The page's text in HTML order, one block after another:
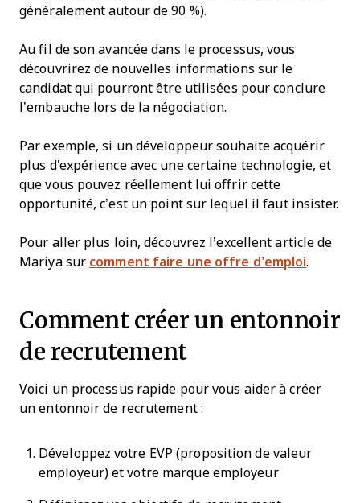
généralement autour de 90 %).
Au fil de son avancée dans le processus, vous
découvrirez de nouvelles informations sur le
candidat qui pourront être utilisées pour conclure
l’embauche lors de la négociation.
Par exemple, si un développeur souhaite acquérir
plus d'expérience avec une certaine technologie, et
que vous pouvez réellement lui offrir cette
opportunité, c’est un point sur lequel il faut insister.
Pour aller plus loin, découvrez l’excellent article de
Mariya sur comment faire une offre d’emploi.
Comment créer un entonnoir
de recrutement
Voici un processus rapide pour vous aider à créer
un entonnoir de recrutement :
Développez votre EVP (proposition de valeur
employeur) et votre marque employeur